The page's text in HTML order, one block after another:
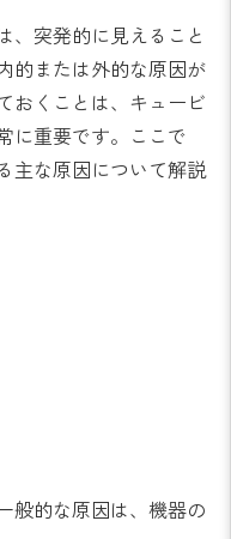
、突発的に見えること
的または外的な原因が
おくことは、キュービ
に重要です。ここで
主な原因について解説
般的な原因は、機器の